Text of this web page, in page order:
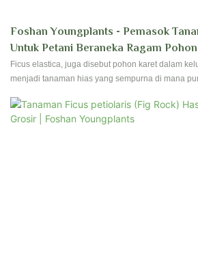
Foshan Youngplants - Pemasok
Untuk Petani Beraneka Ragam
Elastica 'tineke'
Ficus elastica, juga disebut pohon karet dalam
menjadi tanaman hias yang sempurna di mana
Youngplants menghasilkan ficus berkualitas tinggi
Hubungi kami untuk memiliki reservasi dan